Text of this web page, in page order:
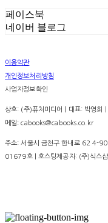
페이스북
네이버 블로그
이용약관
개인정보처리방침
사업자정보확인
상호: (주)퓨처미디어 | 대표: 박영
메일: cabooks@cabooks.co.kr
주소: 서울시 금천구 한내로 62 4-
01679호| 호스팅제공자: (주)식스샵